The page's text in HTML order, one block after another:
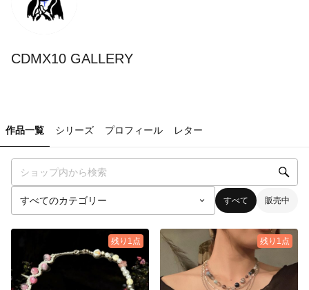
CDMX10 GALLERY
作品一覧 シリーズ プロフィール レター
すべて 販売中
残り1点 残り1点